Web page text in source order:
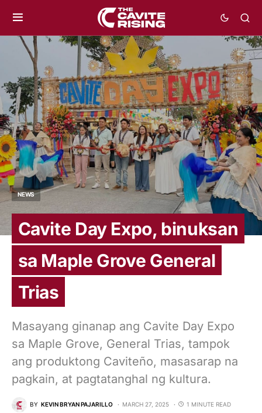
NEWS
Cavite Day Expo, binuksan
sa Maple Grove General
Trias
Masayang ginanap ang Cavite Day Expo
sa Maple Grove, General Trias, tampok
ang produktong Caviteño, masasarap na
pagkain, at pagtatanghal ng kultura.
BY KEVIN BRYAN PAJARILLO MARCH 27, 2025 1 MINUTE READ